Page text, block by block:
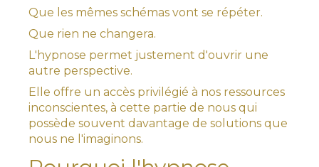
Que les mêmes schémas vont se répéter.
Que rien ne changera.
L'hypnose permet justement d'ouvrir une
autre perspective.
Elle offre un accès privilégié à nos ressources
inconscientes, à cette partie de nous qui
possède souvent davantage de solutions que
nous ne l'imaginons.